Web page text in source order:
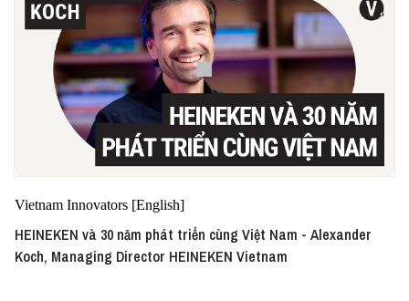
Vietnam Innovators [English]
HEINEKEN và 30 năm phát triển cùng Việt Nam - Alexander
Koch, Managing Director HEINEKEN Vietnam